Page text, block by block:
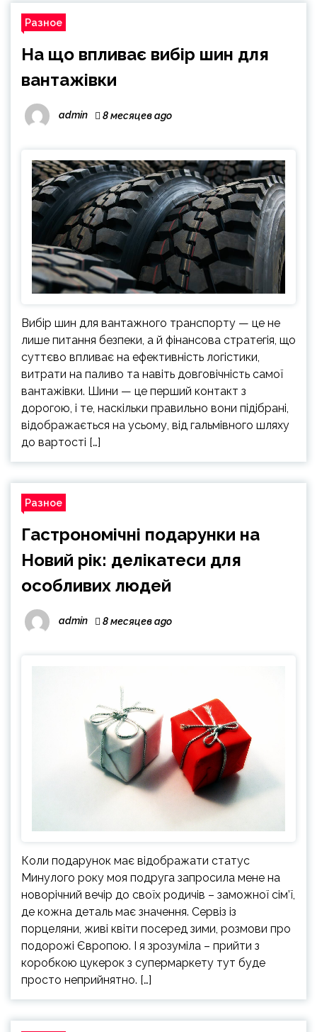
Разное
На що впливає вибір шин для
вантажівки
admin 8 месяцев ago
Вибір шин для вантажного транспорту — це не
лише питання безпеки, а й фінансова стратегія, що
суттєво впливає на ефективність логістики,
витрати на паливо та навіть довговічність самої
вантажівки. Шини — це перший контакт з
дорогою, і те, наскільки правильно вони підібрані,
відображається на усьому, від гальмівного шляху
до вартості […]
Разное
Гастрономічні подарунки на
Новий рік: делікатеси для
особливих людей
admin 8 месяцев ago
Коли подарунок має відображати статус
Минулого року моя подруга запросила мене на
новорічний вечір до своїх родичів – заможної сім’ї,
де кожна деталь має значення. Сервіз із
порцеляни, живі квіти посеред зими, розмови про
подорожі Європою. І я зрозуміла – прийти з
коробкою цукерок з супермаркету тут буде
просто неприйнятно. […]